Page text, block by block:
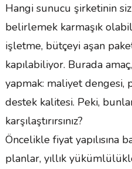
Hangi sunucu şirketinin
belirlemek karmaşık
işletme, bütçeyi aşan
kapılabiliyor. Burada
yapmak: maliyet dengesi,
destek kalitesi. Peki,
karşılaştırırsınız?
Öncelikle fiyat yapılısına
planlar, yıllık